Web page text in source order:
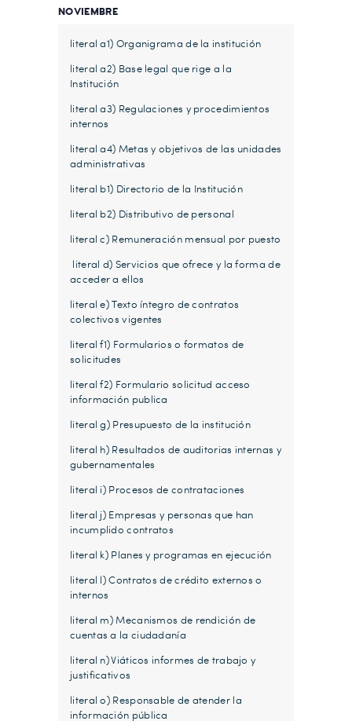
NOVIEMBRE
literal a1) Organigrama de la institución
literal a2) Base legal que rige a la
Institución
literal a3) Regulaciones y procedimientos
internos
literal a4) Metas y objetivos de las unidades
administrativas
literal b1) Directorio de la Institución
literal b2) Distributivo de personal
literal c) Remuneración mensual por puesto
literal d) Servicios que ofrece y la forma de
acceder a ellos
literal e) Texto íntegro de contratos
colectivos vigentes
literal f1) Formularios o formatos de
solicitudes
literal f2) Formulario solicitud acceso
información publica
literal g) Presupuesto de la institución
literal h) Resultados de auditorias internas y
gubernamentales
literal i) Procesos de contrataciones
literal j) Empresas y personas que han
incumplido contratos
literal k) Planes y programas en ejecución
literal l) Contratos de crédito externos o
internos
literal m) Mecanismos de rendición de
cuentas a la ciudadanía
literal n) Viáticos informes de trabajo y
justificativos
literal o) Responsable de atender la
información pública